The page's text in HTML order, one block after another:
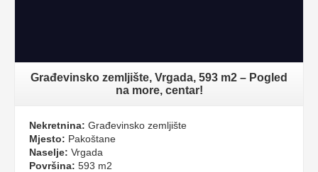
Građevinsko zemljište, Vrgada, 593 m2 – Pogled
na more, centar!
Nekretnina: Građevinsko zemljište
Mjesto: Pakoštane
Naselje: Vrgada
Površina: 593 m2